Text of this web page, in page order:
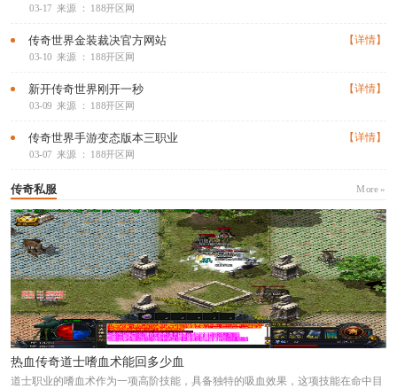
03-17 来源 ： 188开区网
传奇世界金装裁决官方网站
03-10 来源 ： 188开区网
【详情】
新开传奇世界刚开一秒
03-09 来源 ： 188开区网
【详情】
传奇世界手游变态版本三职业
03-07 来源 ： 188开区网
【详情】
传奇私服 More »
热血传奇道士嗜血术能回多少血
道士职业的嗜血术作为一项高阶技能，具备独特的吸血效果，这项技能在命中目